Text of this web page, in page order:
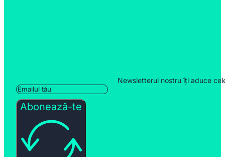
Newsletterul nostru îți aduce
Abonează-te